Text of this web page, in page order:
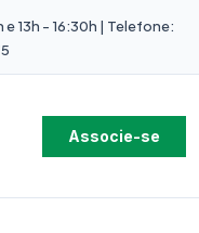
13h - 16:30h | Telefone:
Associe-se